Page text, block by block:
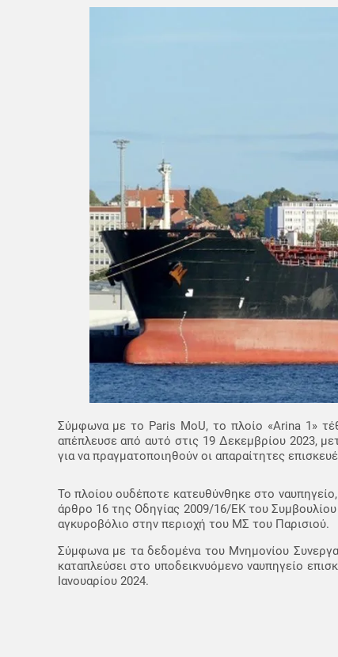
Σύμφωνα με το Paris MoU, το πλοίο «Arina 1»
απέπλευσε από αυτό στις 19 Δεκεμβρίου 2023,
για να πραγματοποιηθούν οι απαραίτητες
Το πλοίου ουδέποτε κατευθύνθηκε στο
άρθρο 16 της Οδηγίας 2009/16/ΕΚ του
αγκυροβόλιο στην περιοχή του ΜΣ του Παρισιού.
Σύμφωνα με τα δεδομένα του Μνημονίου
καταπλεύσει στο υποδεικνυόμενο ναυπηγείο
Ιανουαρίου 2024.